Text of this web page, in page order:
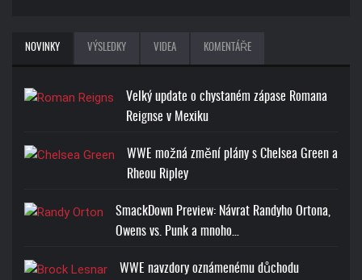
NOVINKY VÝSLEDKY VIDEA KOMENTÁŘE
Velký update o chystaném zápase Romana
Reignse v Mexiku
WWE možná změní plány s Chelsea Green a
Rheou Ripley
SmackDown Preview: Návrat Randyho Ortona,
Owens vs. Punk a mnoho…
WWE navzdory oznámenému důchodu